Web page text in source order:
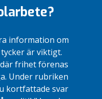
information om
är viktigt.
frihet förenas
Under rubriken
kortfattade svar